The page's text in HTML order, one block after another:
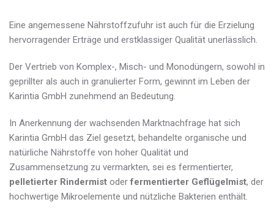
Eine angemessene Nährstoffzufuhr ist auch für die Erzielung
hervorragender Erträge und erstklassiger Qualität unerlässlich.
Der Vertrieb von Komplex-, Misch- und Monodüngern, sowohl in
geprillter als auch in granulierter Form, gewinnt im Leben der
Karintia GmbH zunehmend an Bedeutung.
In Anerkennung der wachsenden Marktnachfrage hat sich
Karintia GmbH das Ziel gesetzt, behandelte organische und
natürliche Nährstoffe von hoher Qualität und
Zusammensetzung zu vermarkten, sei es fermentierter,
pelletierter Rindermist oderfermentierter Geflügelmist, der
hochwertige Mikroelemente und nützliche Bakterien enthält.